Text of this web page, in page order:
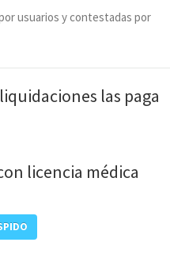
usuarios y contestadas por
las paga
licencia médica